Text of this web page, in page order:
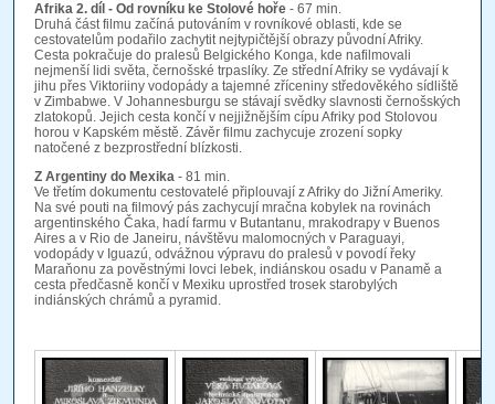
Afrika 2. díl - Od rovníku ke Stolové hoře - 67 min.
Druhá část filmu začíná putováním v rovníkové oblasti, kde se
cestovatelům podařilo zachytit nejtypičtější obrazy původní Afriky.
Cesta pokračuje do pralesů Belgického Konga, kde nafilmovali
nejmenší lidi světa, černošské trpaslíky. Ze střední Afriky se vydávají k
jihu přes Viktoriiny vodopády a tajemné zříceniny středověkého sídliště
v Zimbabwe. V Johannesburgu se stávají svědky slavnosti černošských
zlatokopů. Jejich cesta končí v nejjižnějším cípu Afriky pod Stolovou
horou v Kapském městě. Závěr filmu zachycuje zrození sopky
natočené z bezprostřední blízkosti.
Z Argentiny do Mexika - 81 min.
Ve třetím dokumentu cestovatelé připlouvají z Afriky do Jižní Ameriky.
Na své pouti na filmový pás zachycují mračna kobylek na rovinách
argentinského Čaka, hadí farmu v Butantanu, mrakodrapy v Buenos
Aires a v Rio de Janeiru, návštěvu malomocných v Paraguayi,
vodopády v Iguazú, odvážnou výpravu do pralesů v povodí řeky
Maraňonu za pověstnými lovci lebek, indiánskou osadu v Panamě a
cesta předčasně končí v Mexiku uprostřed trosek starobylých
indiánských chrámů a pyramid.